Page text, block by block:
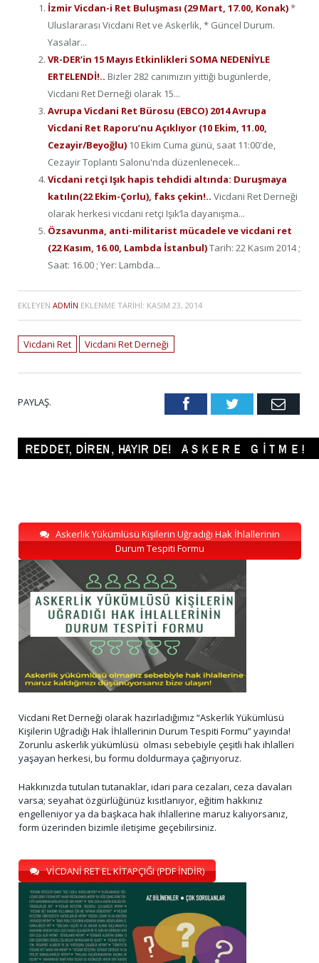
İzmir Vicdan-i Ret Buluşması (29 Mart, 17.00, Konak)*
Uluslararası Vicdani Ret ve Askerlik, * Güncel Durum.
Yasalar...
VR-DER’in 15 Mayıs Etkinlikleri SOMA NEDENİYLE
ERTELENDİ!.. Bizler 282 canımızın yittiği bugünlerde,
Vicdani Ret Derneği olarak 15...
Avrupa Vicdani Ret Bürosu (EBCO) 2014 Avrupa
Vicdani Ret Raporu’nu Açıklıyor (10 Ekim, 11.00,
Cezayir/Beyoğlu) 10 Ekim Cuma günü, saat 11:00'de,
Cezayir Toplantı Salonu'nda düzenlenecek...
Vicdani retçi Işık hapis tehdidi altında: Duruşmaya
katılın(22 Ekim-Çorlu), faks çekin!.. Vicdani Ret Derneği
olarak herkesi vicdani retçi Işık’la dayanışma...
Özsavunma, anti-militarist mücadele ve vicdani ret
(22 Kasım, 16.00, Lambda İstanbul)Tarih: 22 Kasım 2014 ;
Saat: 16.00 ; Yer: Lambda...
EKLEYEN ADMIN EKLENME TARIHI: KASIM 23, 2014
Vicdani Ret Vicdani Ret Derneği
PAYLAŞ. FacebookTwitter Email
Askerlik Yükümlüsü Kişilerin Uğradığı Hak İhlallerinin
Durum Tespiti Formu
Vicdani Ret Derneği olarak hazırladığımız “Askerlik Yükümlüsü
Kişilerin Uğradığı Hak İhlallerinin Durum Tespiti Formu” yayında!
Zorunlu askerlik yükümlüsü olması sebebiyle çeşitli hak ihlalleri
yaşayan herkesi, bu formu doldurmaya çağırıyoruz.
Hakkınızda tutulan tutanaklar, idari para cezaları, ceza davaları
varsa; seyahat özgürlüğünüz kısıtlanıyor, eğitim hakkınız
engelleniyor ya da başkaca hak ihlallerine maruz kalıyorsanız,
form üzerinden bizimle iletişime geçebilirsiniz.
VİCDANİ RET EL KİTAPÇIĞI (PDF İNDİR)